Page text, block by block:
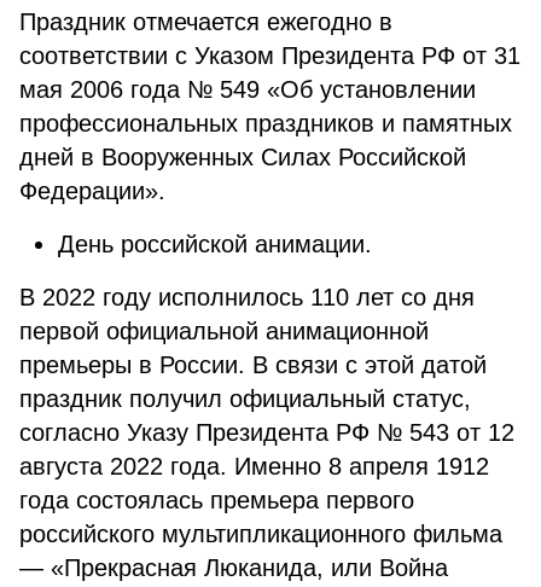
Праздник отмечается ежегодно в
соответствии с Указом Президента РФ от 31
мая 2006 года № 549 «Об установлении
профессиональных праздников и памятных
дней в Вооруженных Силах Российской
Федерации».
День российской анимации.
В 2022 году исполнилось 110 лет со дня
первой официальной анимационной
премьеры в России. В связи с этой датой
праздник получил официальный статус,
согласно Указу Президента РФ № 543 от 12
августа 2022 года. Именно 8 апреля 1912
года состоялась премьера первого
российского мультипликационного фильма
— «Прекрасная Люканида, или Война